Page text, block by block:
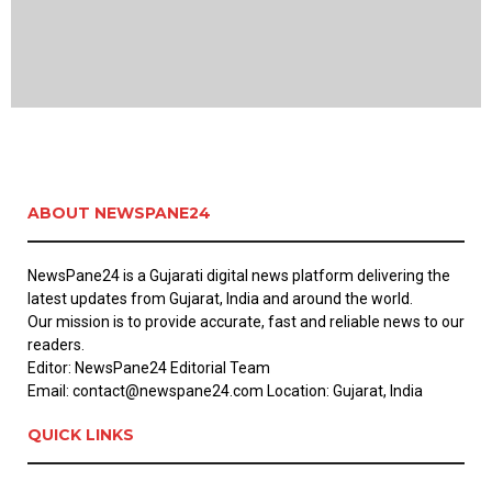
ABOUT NEWSPANE24
NewsPane24 is a Gujarati digital news platform delivering the
latest updates from Gujarat, India and around the world.
Our mission is to provide accurate, fast and reliable news to our
readers.
Editor: NewsPane24 Editorial Team
Email: contact@newspane24.com Location: Gujarat, India
QUICK LINKS